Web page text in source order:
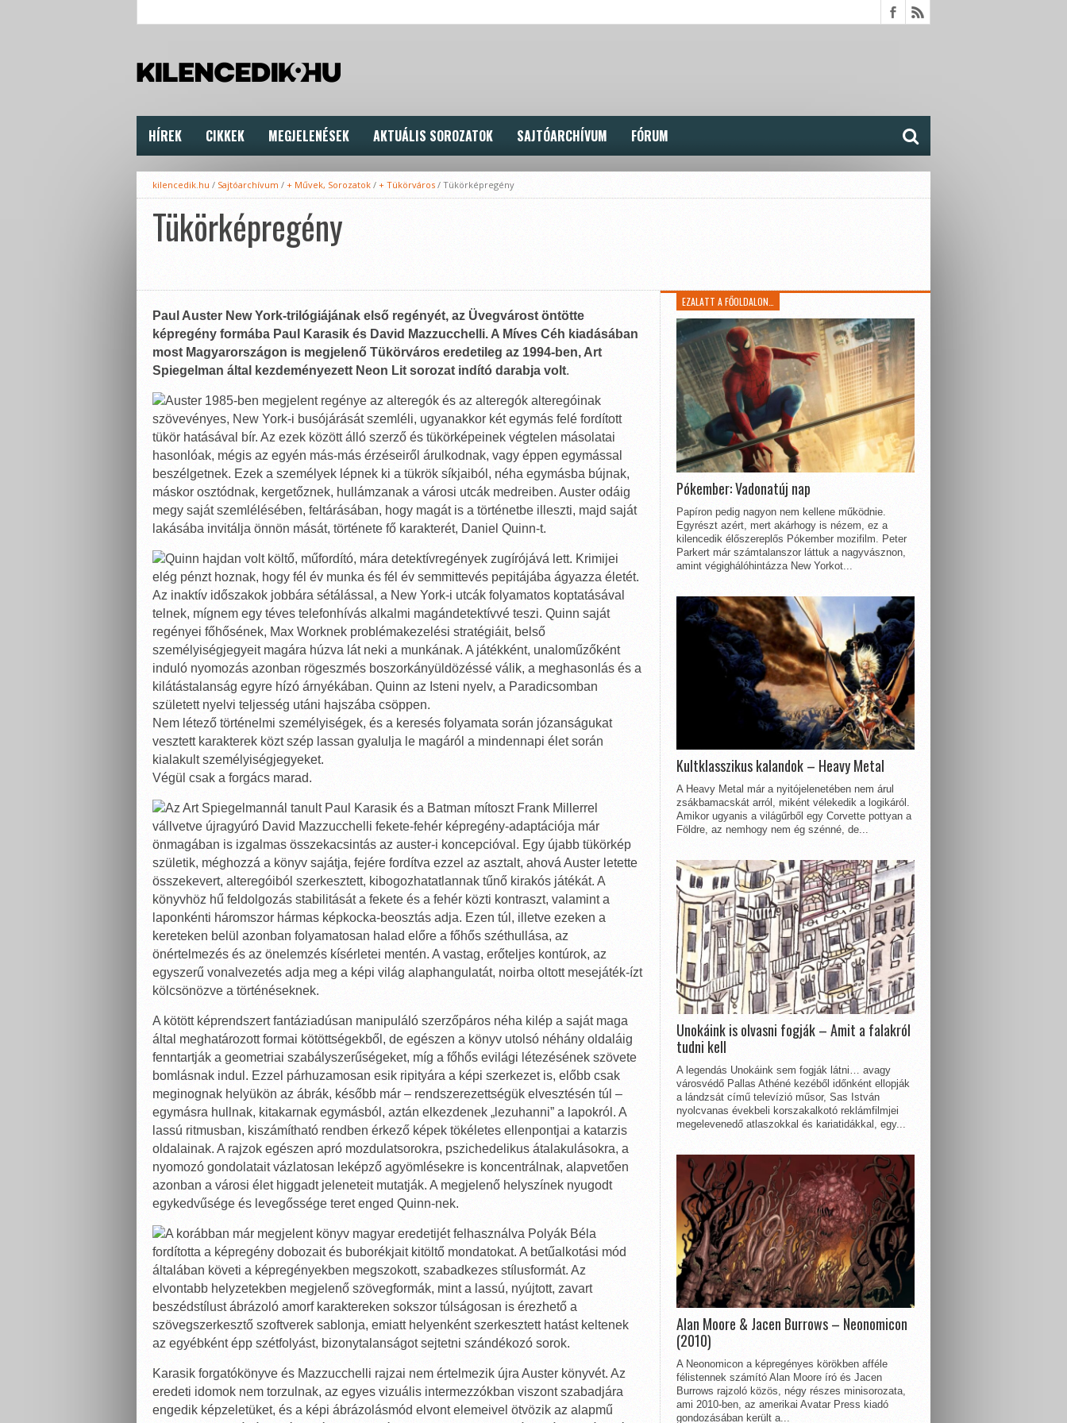
HÍREK CIKKEK MEGJELENÉSEK AKTUÁLIS SOROZATOK SAJTÓARCHÍVUM FÓRUM
kilencedik.hu / Sajtóarchívum / + Művek, Sorozatok / + Tükörváros / Tükörképregény
Tükörképregény
Paul Auster New York-trilógiájának első regényét, az Üvegvárost öntötte
képregény formába Paul Karasik és David Mazzucchelli. A Míves Céh kiadásában
most Magyarországon is megjelenő Tükörváros eredetileg az 1994-ben, Art
Spiegelman által kezdeményezett Neon Lit sorozat indító darabja volt.
Auster 1985-ben megjelent regénye az alteregók és az alteregók alteregóinak
szövevényes, New York-i busójárását szemléli, ugyanakkor két egymás felé fordított
tükör hatásával bír. Az ezek között álló szerző és tükörképeinek végtelen másolatai
hasonlóak, mégis az egyén más-más érzéseiről árulkodnak, vagy éppen egymással
beszélgetnek. Ezek a személyek lépnek ki a tükrök síkjaiból, néha egymásba bújnak,
máskor osztódnak, kergetőznek, hullámzanak a városi utcák medreiben. Auster odáig
megy saját szemlélésében, feltárásában, hogy magát is a történetbe illeszti, majd saját
lakásába invitálja önnön mását, története fő karakterét, Daniel Quinn-t.
Quinn hajdan volt költő, műfordító, mára detektívregények zugírójává lett. Krimijei
elég pénzt hoznak, hogy fél év munka és fél év semmittevés pepitájába ágyazza életét.
Az inaktív időszakok jobbára sétálással, a New York-i utcák folyamatos koptatásával
telnek, mígnem egy téves telefonhívás alkalmi magándetektívvé teszi. Quinn saját
regényei főhősének, Max Worknek problémakezelési stratégiáit, belső
személyiségjegyeit magára húzva lát neki a munkának. A játékként, unaloműzőként
induló nyomozás azonban rögeszmés boszorkányüldözéssé válik, a meghasonlás és a
kilátástalanság egyre hízó árnyékában. Quinn az Isteni nyelv, a Paradicsomban
született nyelvi teljesség utáni hajszába csöppen.
Nem létező történelmi személyiségek, és a keresés folyamata során józanságukat
vesztett karakterek közt szép lassan gyalulja le magáról a mindennapi élet során
kialakult személyiségjegyeket.
Végül csak a forgács marad.
Az Art Spiegelmannál tanult Paul Karasik és a Batman mítoszt Frank Millerrel
vállvetve újragyúró David Mazzucchelli fekete-fehér képregény-adaptációja már
önmagában is izgalmas összekacsintás az auster-i koncepcióval. Egy újabb tükörkép
születik, méghozzá a könyv sajátja, fejére fordítva ezzel az asztalt, ahová Auster letette
összekevert, alteregóiból szerkesztett, kibogozhatatlannak tűnő kirakós játékát. A
könyvhöz hű feldolgozás stabilitását a fekete és a fehér közti kontraszt, valamint a
laponkénti háromszor hármas képkocka-beosztás adja. Ezen túl, illetve ezeken a
kereteken belül azonban folyamatosan halad előre a főhős széthullása, az
önértelmezés és az önelemzés kísérletei mentén. A vastag, erőteljes kontúrok, az
egyszerű vonalvezetés adja meg a képi világ alaphangulatát, noirba oltott mesejáték-ízt
kölcsönözve a történéseknek.
A kötött képrendszert fantáziadúsan manipuláló szerzőpáros néha kilép a saját maga
által meghatározott formai kötöttségekből, de egészen a könyv utolsó néhány oldaláig
fenntartják a geometriai szabályszerűségeket, míg a főhős evilági létezésének szövete
bomlásnak indul. Ezzel párhuzamosan esik ripityára a képi szerkezet is, előbb csak
meginognak helyükön az ábrák, később már – rendszerezettségük elvesztésén túl –
egymásra hullnak, kitakarnak egymásból, aztán elkezdenek „lezuhanni” a lapokról. A
lassú ritmusban, kiszámítható rendben érkező képek tökéletes ellenpontjai a katarzis
oldalainak. A rajzok egészen apró mozdulatsorokra, pszichedelikus átalakulásokra, a
nyomozó gondolatait vázlatosan leképző agyömlésekre is koncentrálnak, alapvetően
azonban a városi élet higgadt jeleneteit mutatják. A megjelenő helyszínek nyugodt
egykedvűsége és levegőssége teret enged Quinn-nek.
A korábban már megjelent könyv magyar eredetijét felhasználva Polyák Béla
fordította a képregény dobozait és buborékjait kitöltő mondatokat. A betűalkotási mód
általában követi a képregényekben megszokott, szabadkezes stílusformát. Az
elvontabb helyzetekben megjelenő szövegformák, mint a lassú, nyújtott, zavart
beszédstílust ábrázoló amorf karaktereken sokszor túlságosan is érezhető a
szövegszerkesztő szoftverek sablonja, emiatt helyenként szerkesztett hatást keltenek
az egyébként épp szétfolyást, bizonytalanságot sejtetni szándékozó sorok.
Karasik forgatókönyve és Mazzucchelli rajzai nem értelmezik újra Auster könyvét. Az
eredeti idomok nem torzulnak, az egyes vizuális intermezzókban viszont szabadjára
engedik képzeletüket, és a képi ábrázolásmód elvont elemeivel ötvözik az alapmű
EZALATT A FŐOLDALON…
Pókember: Vadonatúj nap
Papíron pedig nagyon nem kellene működnie.
Egyrészt azért, mert akárhogy is nézem, ez a
kilencedik élőszereplős Pókember mozifilm. Peter
Parkert már számtalanszor láttuk a nagyvásznon,
amint végighálóhintázza New Yorkot...
Kultklasszikus kalandok – Heavy Metal
A Heavy Metal már a nyitójelenetében nem árul
zsákbamacskát arról, miként vélekedik a logikáról.
Amikor ugyanis a világűrből egy Corvette pottyan a
Földre, az nemhogy nem ég szénné, de...
Unokáink is olvasni fogják – Amit a falakról
tudni kell
A legendás Unokáink sem fogják látni… avagy
városvédő Pallas Athéné kezéből időnként ellopják
a lándzsát című televízió műsor, Sas István
nyolcvanas évekbeli korszakalkotó reklámfilmjei
megelevenedő atlaszokkal és kariatidákkal, egy...
Alan Moore & Jacen Burrows – Neonomicon
(2010)
A Neonomicon a képregényes körökben afféle
félistennek számító Alan Moore író és Jacen
Burrows rajzoló közös, négy részes minisorozata,
ami 2010-ben, az amerikai Avatar Press kiadó
gondozásában került a...